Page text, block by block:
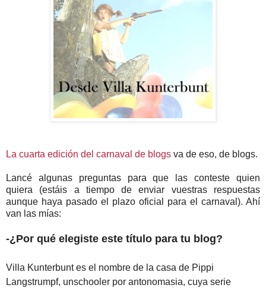
La cuarta edición del carnaval de blogs va de eso, de blogs.
Lancé algunas preguntas para que las conteste quien
quiera (estáis a tiempo de enviar vuestras respuestas
aunque haya pasado el plazo oficial para el carnaval). Ahí
van las mías:
-¿Por qué elegiste este título para tu blog?
Villa Kunterbunt es el nombre de la casa de Pippi
Langstrumpf, unschooler por antonomasia, cuya serie